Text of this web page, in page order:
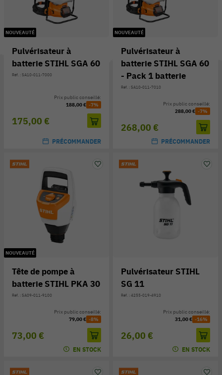
NOUVEAUTÉ
Pulvérisateur à
batterie STIHL SGA 60
Réf. : SA10-011-7000
175,00 €
Prix public conseillé:
188,00 € -7%
PRÉCOMMANDER
NOUVEAUTÉ
Pulvérisateur à
batterie STIHL SGA 60
- Pack 1 batterie
Réf. : SA10-011-7010
268,00 €
Prix public conseillé:
288,00 € -7%
PRÉCOMMANDER
NOUVEAUTÉ
Tête de pompe à
batterie STIHL PKA 30
Réf. : SA09-011-9100
73,00 €
Prix public conseillé:
79,00 € -8%
EN STOCK
Pulvérisateur STIHL
SG 11
Réf. : 4255-019-4910
26,00 €
Prix public conseillé:
31,00 € -16%
EN STOCK